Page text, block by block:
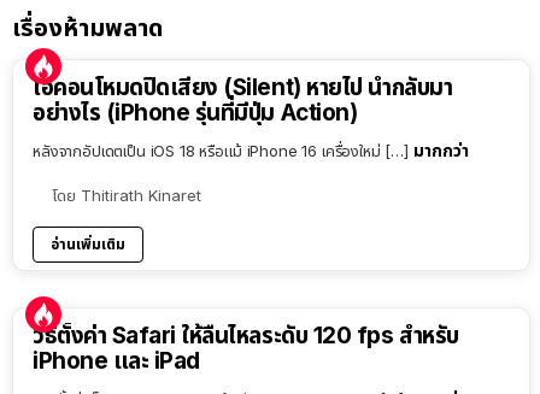
เรื่องห้ามพลาด
ไอคอนโหมดปิดเสียง (Silent) หายไป นำกลับมา
อย่างไร (iPhone รุ่นที่มีปุ่ม Action)
หลังจากอัปเดตเป็น iOS 18 หรือแม้ iPhone 16 เครื่องใหม่ […] มากกว่า
โดย Thitirath Kinaret
อ่านเพิ่มเติม
วิธีตั้งค่า Safari ให้ลื่นไหลระดับ 120 fps สำหรับ
iPhone และ iPad